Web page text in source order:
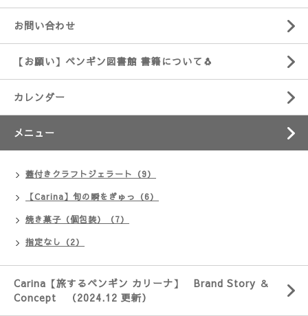
お問い合わせ
【お願い】ペンギン図書館 書籍について🐧
カレンダー
メニュー
蓋付きクラフトジェラート（9）
【Carina】旬の瞬をぎゅっ（6）
焼き菓子（個包装）（7）
指定なし（2）
Carina【旅するペンギン カリーナ】 Brand Story ＆
Concept （2024.12 更新）